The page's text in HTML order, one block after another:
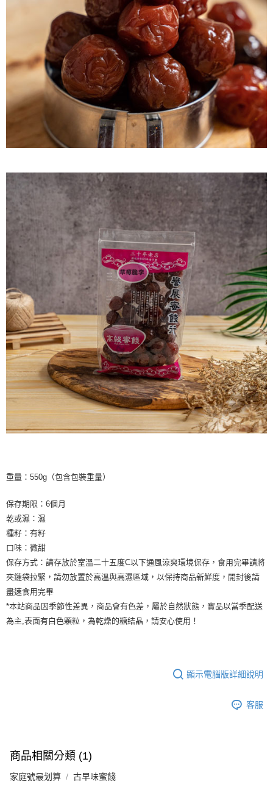
重量：550g（包含包裝重量）
保存期限：6個月
乾或濕：濕
種籽：有籽
口味：微甜
保存方式：請存放於室溫二十五度C以下通風涼爽環境保存，食用完畢請將
夾鏈袋拉緊，請勿放置於高溫與高濕區域，以保持商品新鮮度，開封後請
盡速食用完畢
*本站商品因季節性差異，商品會有色差，屬於自然狀態，實品以當季配送
為主,表面有白色顆粒，為乾燥的糖結晶，請安心使用！
顯示電腦版詳細說明
客服
商品相關分類 (1)
家庭號最划算 古早味蜜餞